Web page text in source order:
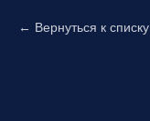
Вернуться к списку